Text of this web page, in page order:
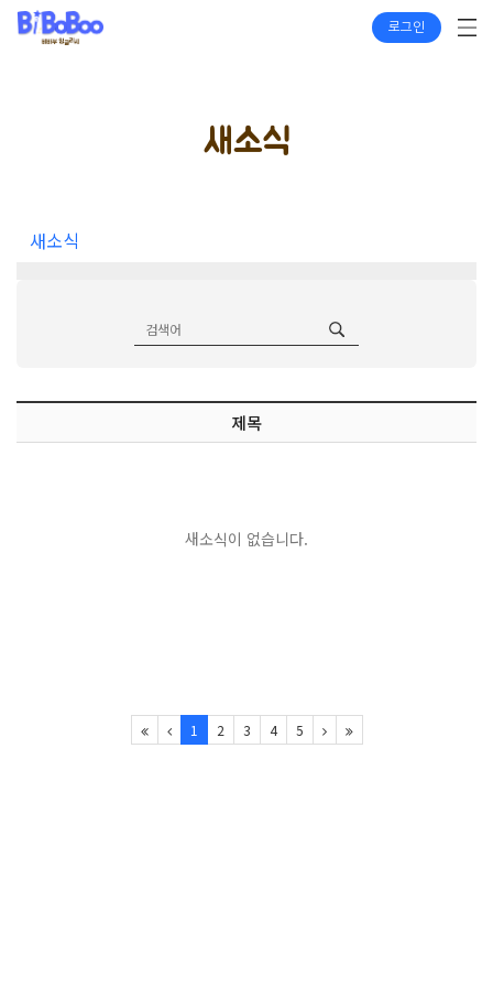
로그인
새소식
새소식
제목
새소식이 없습니다.
1 2 3 4 5